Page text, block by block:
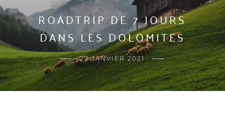
ROADTRIP DE 7 JOURS
DANS LES DOLOMITES
27 JANVIER 2021